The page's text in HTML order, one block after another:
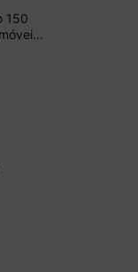
150